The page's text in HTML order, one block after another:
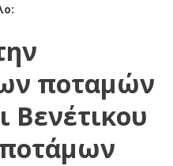
ποταμών
Βενέτικου